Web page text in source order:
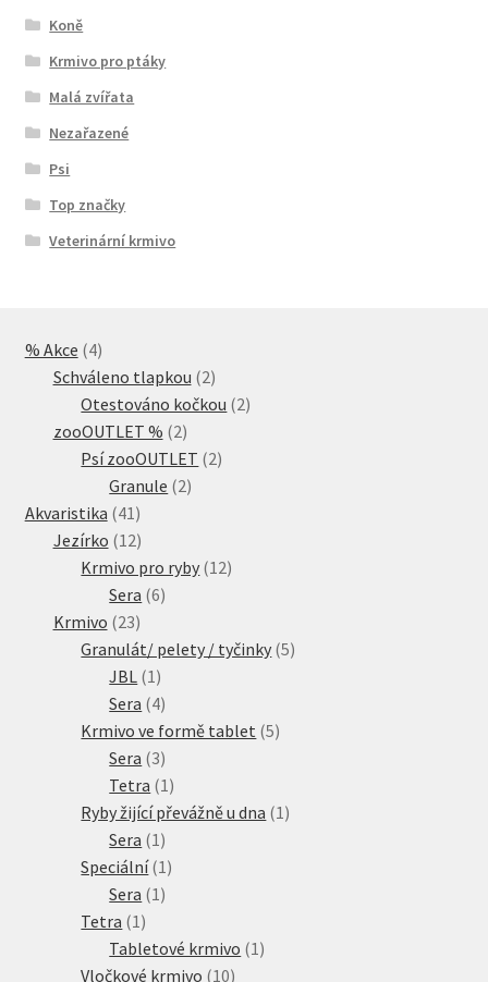
Koně
Krmivo pro ptáky
Malá zvířata
Nezařazené
Psi
Top značky
Veterinární krmivo
% Akce 44
produkty
Schváleno tlapkou 22
produkty
Otestováno kočkou 22
zooOUTLET % 22
produkty
Psí zooOUTLET 22
Granule 22
Akvaristika 41 41
produktů
Jezírko 1212
produktů
Krmivo pro ryby 1212
Sera 66
Krmivo 2323
produktů
Granulát/ pelety / tyčinky 55
JBL 1 1
produkt
Sera 44
produkty
Krmivo ve formě tablet 55
Sera 33
produkty
Tetra 1 1
produkt
Ryby žijící převážně u dna 1 1
Sera 1 1
produkt
Speciální 1 1
Sera 1 1
Tetra 1 1
produkt
Tabletové krmivo 1 1
Vločkové krmivo 1010